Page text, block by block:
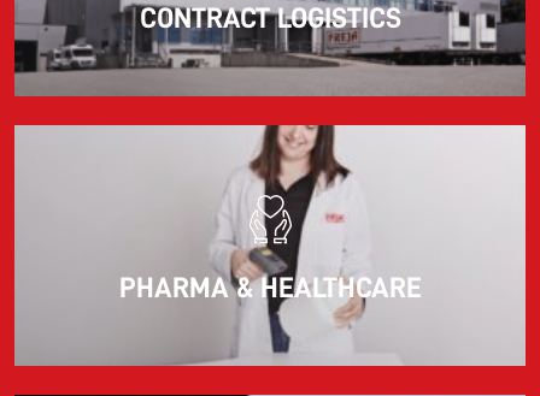
CONTRACT LOGISTICS
PHARMA & HEALTHCARE